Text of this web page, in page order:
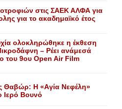
στις ΣΑΕΚ ΑΛΦΑ για
για το ακαδημαϊκό έτος
ολοκληρώθηκε η έκθεση
– Ρέει ανάμεσά
του 9ου Open Air Film
H «Aγία Nεφέλη»
Iερό Bουνό